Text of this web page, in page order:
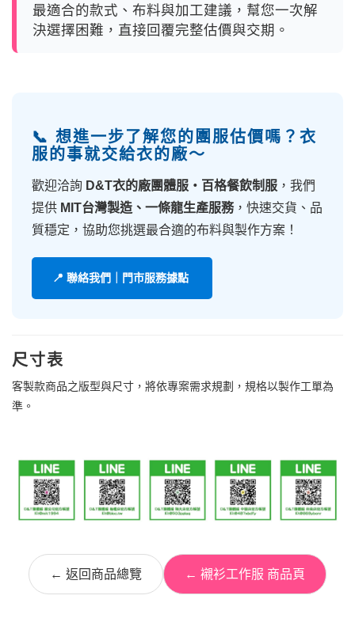
最適合的款式、布料與加工建議，幫您一次解
決選擇困難，直接回覆完整估價與交期。
📞 想進一步了解您的團服估價嗎？衣
服的事就交給衣的廠～
歡迎洽詢 D&T衣的廠團體服・百格餐飲制服 ，我們
提供 MIT台灣製造、一條龍生產服務，快速交貨、品
質穩定，協助您挑選最合適的布料與製作方案！
📍 聯絡我們｜門市服務據點
尺寸表
客製款商品之版型與尺寸，將依專案需求規劃，規格以製作工單為
準。
← 返回商品總覽 ← 襯衫工作服 商品頁